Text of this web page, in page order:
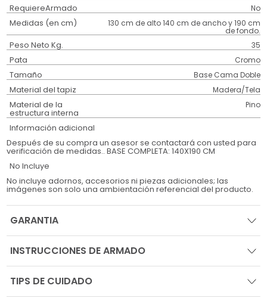
RequiereArmado No
Medidas (en cm) 130 cm de alto 140 cm de ancho y 190 cm
de fondo.
Peso Neto Kg. 35
Pata Cromo
Tamaño Base Cama Doble
Material del tapiz Madera/Tela
Material de la
estructura interna
Pino
Información adicional
Después de su compra un asesor se contactará con usted para
verificación de medidas.. BASE COMPLETA: 140X190 CM
No Incluye
No incluye adornos, accesorios ni piezas adicionales; las
imágenes son solo una ambientación referencial del producto.
GARANTIA
INSTRUCCIONES DE ARMADO
TIPS DE CUIDADO